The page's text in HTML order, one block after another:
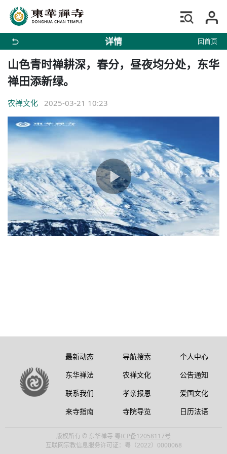
详情 回首页
山色青时禅耕深，春分，昼夜均分处，东华
禅田添新绿。
农禅文化 2025-03-21 10:23
最新动态 导航搜索
个人中心
东华禅法
农禅文化
公告通知
联系我们
孝亲报恩
爱国文化
来寺指南
寺院导览 日历法语
版权所有 © 东华禅寺 粤ICP备12058117号
互联网宗教信息服务许可证：粤（2022）0000068